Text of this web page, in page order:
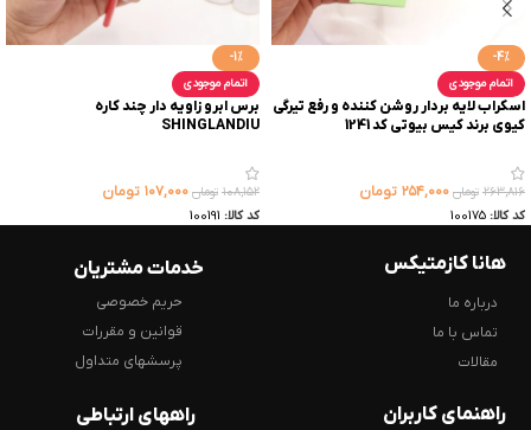
-4%
اتمام موجودی
اسکراب لایه بردار روشن کننده و رفع تیرگی
کیوی برند کیس بیوتی کد 1241
۲۶۳,۸۱۶ تومان ۲۵۴,۰۰۰ تومان
کد کالا: 100175
-1%
اتمام موجودی
برس ابرو زاویه دار چند کاره
SHINGLANDIU
۱۰۸,۱۵۲ تومان ۱۰۷,۰۰۰ تومان
کد کالا: 100191
هانا کازمتیکس
درباره ما
تماس با ما
مقالات
خدمات مشتریان
حریم خصوصی
قوانین و مقررات
پرسشهای متداول
راهنمای کاربران راههای ارتباطی